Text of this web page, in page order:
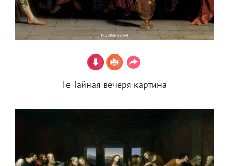
Ге Тайная вечеря картина